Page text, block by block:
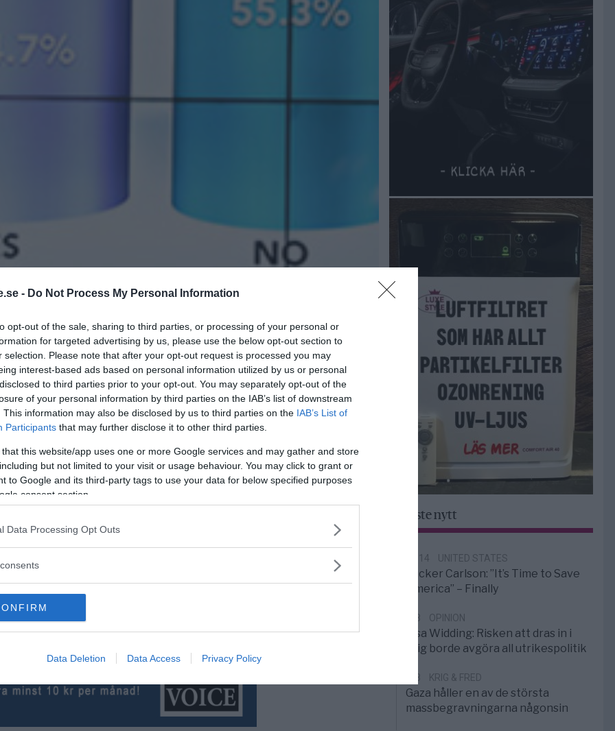
- Do Not Process My Personal Information
opt-out of the sale, sharing to third parties, or processing of your personal or
for targeted advertising by us, please use the below opt-out section to
selection. Please note that after your opt-out request is processed you may
interest-based ads based on personal information utilized by us or personal
to third parties prior to your opt-out. You may separately opt-out of the
of your personal information by third parties on the IAB’s list of downstream
This information may also be disclosed by us to third parties on the IAB’s List of
Participants that may further disclose it to other third parties.
that this website/app uses one or more Google services and may gather and store
but not limited to your visit or usage behaviour. You may click to grant or
to Google and its third-party tags to use your data for below specified purposes
consent section.
Data Processing Opt Outs
Data Deletion Data Access Privacy Policy
kritiserar nu valmyndigheten för
om Skottlands
som 150 000 människor begärt en
granskas, skriver The Guardian.
vallokaler utgör grund för misstankar om
med röster, bland annat att ja-
in the Scottish referendum, said she
conducted properly. Photo: Jeff J
to protect copyright]
Senaste nytt
12:14 UNITED STATES
Tucker Carlson: ”It’s Time to Save
America” – Finally
5/8 OPINION
Elsa Widding: Risken att dras in i
krig borde avgöra all utrikespolitik
5/8 KRIG & FRED
Gaza håller en av de största
massbegravningarna någonsin